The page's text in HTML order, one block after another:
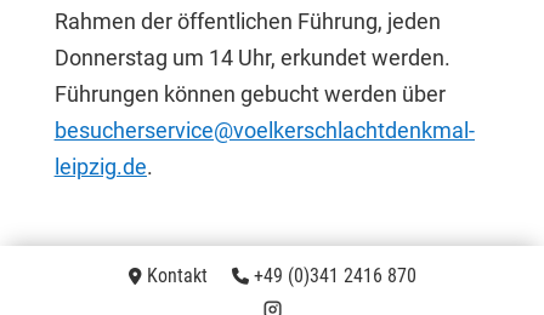
Rahmen der öffentlichen Führung, jeden
Donnerstag um 14 Uhr, erkundet werden.
Führungen können gebucht werden über
besucherservice@voelkerschlachtdenkmal-
leipzig.de.
Kontakt +49 (0)341 2416 870